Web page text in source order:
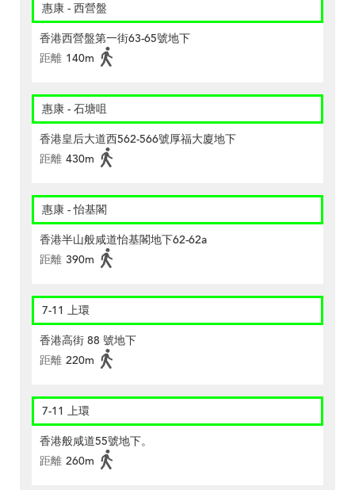
惠康 - 西營盤
香港西營盤第一街63-65號地下
距離 140m
惠康 - 石塘咀
香港皇后大道西562-566號厚福大廈地下
距離 430m
惠康 - 怡基閣
香港半山般咸道怡基閣地下62-62a
距離 390m
7-11 上環
香港高街 88 號地下
距離 220m
7-11 上環
香港般咸道55號地下。
距離 260m